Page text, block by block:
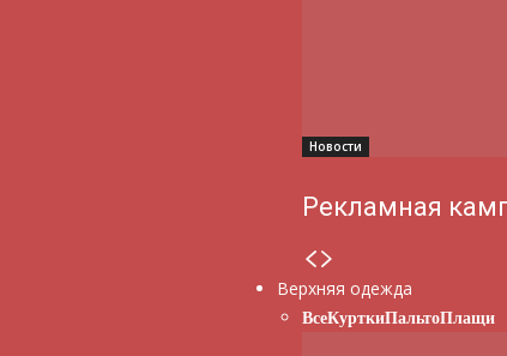
Новости
Рекламная
Верхняя одежда
ВсеКурткиПальтоПлащи